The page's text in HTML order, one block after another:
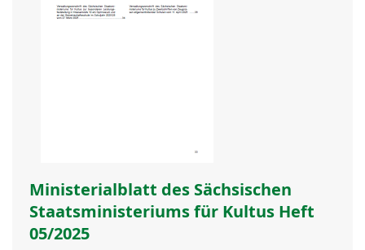
Ministerialblatt des Sächsischen
Staatsministeriums für Kultus Heft
05/2025